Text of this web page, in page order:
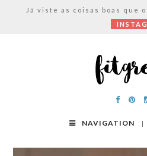
NAVIGATION
Já viste as coisas boas que